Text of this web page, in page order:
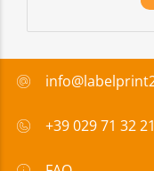
+39 029 71 32